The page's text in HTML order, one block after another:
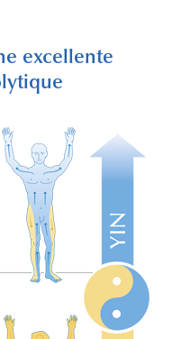
excellente